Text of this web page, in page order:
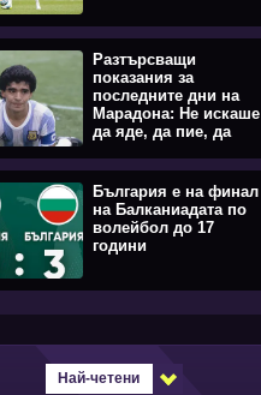
Разтърсващи
показания за
последните дни на
Марадона: Не искаше
да яде, да пие, да
България е на финал
на Балканиадата по
волейбол до 17
години
Най-четени